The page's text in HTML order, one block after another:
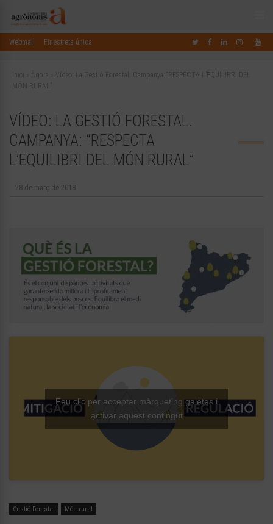
Webmail Finestreta única
Inici Àgora
Vídeo: La Gestió Forestal. Campanya: “RESPECTA L’EQUILIBRI DEL
MÓN RURAL”
VÍDEO: LA GESTIÓ FORESTAL.
CAMPANYA: “RESPECTA
L’EQUILIBRI DEL MÓN RURAL”
28 de març de 2018
Feu clic per acceptar màrqueting galetes i
activar aquest contingut
Gestió Forestal Món rural